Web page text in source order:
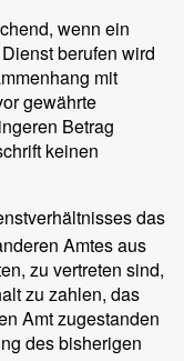
wenn ein
berufen wird
mit
gewährte
Betrag
keinen
das
Amtes aus
zu vertreten sind,
zu zahlen, das
Amt zugestanden
des bisherigen